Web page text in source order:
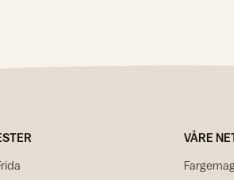
VÅRE